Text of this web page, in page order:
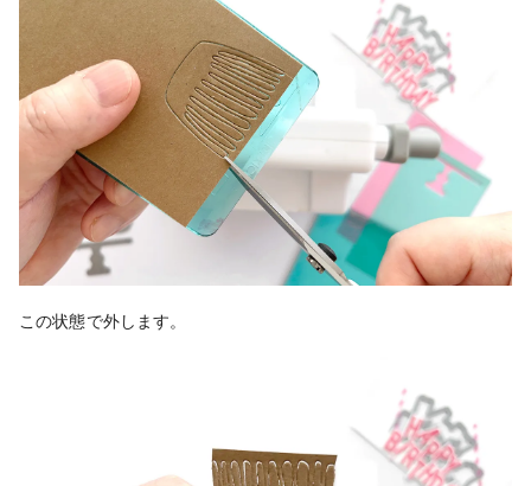
この状態で外します。